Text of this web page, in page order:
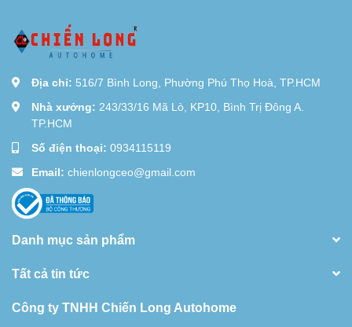
Địa chỉ: 516/7 Bình Long, Phường Phú Thọ Hoà, TP.HCM
Nhà xưởng: 243/33/16 Mã Lò, KP10, Bình Trị Đông A.
TP.HCM
Số điện thoại: 0934115119
Email: chienlongceo@gmail.com
Danh mục sản phẩm
Tất cả tin tức
Công ty TNHH Chiến Long Autohome